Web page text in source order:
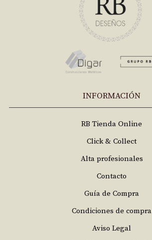
INFORMACIÓN
RB Tienda Online
Click & Collect
Alta profesionales
Contacto
Guía de Compra
Condiciones de compra
Aviso Legal